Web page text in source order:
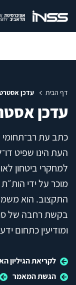
דף הבית עדכן
עדכן
כתב עת רב־תחומי
העת הינו שפיט
למחקרי ביטחון
מוכר על ידי
התקצוב. הוא
בקשת רחבה של
ומודיעין כתחום
לקריאת הגיליון
הגשת המאמר